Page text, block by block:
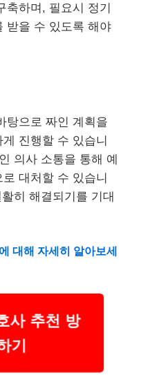
축하며, 필요시 정기
받을 수 있도록 해야
탕으로 짜인 계획을
진행할 수 있습니
의사 소통을 통해 예
대처할 수 있습니
히 해결되기를 기대
대해 자세히 알아보세
사 추천 방
기